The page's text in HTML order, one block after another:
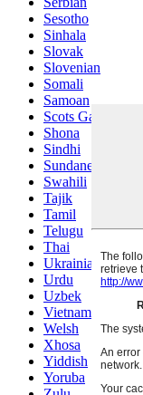
Sesotho
Sinhala
Slovak
Slovenian
Somali
Samoan
Scots Gaelic
Shona
Sindhi
Sundanese
Swahili
Tajik
Tamil
Telugu
Thai
Ukrainian
Urdu
Uzbek
Vietnamese
Welsh
Xhosa
Yiddish
Yoruba